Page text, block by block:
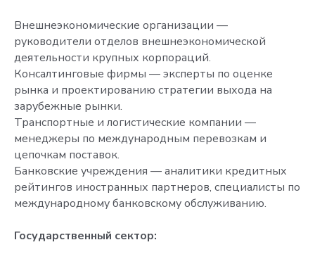
Внешнеэкономические организации —
руководители отделов внешнеэкономической
деятельности крупных корпораций.
Консалтинговые фирмы — эксперты по оценке
рынка и проектированию стратегии выхода на
зарубежные рынки.
Транспортные и логистические компании —
менеджеры по международным перевозкам и
цепочкам поставок.
Банковские учреждения — аналитики кредитных
рейтингов иностранных партнеров, специалисты по
международному банковскому обслуживанию.
Государственный сектор: